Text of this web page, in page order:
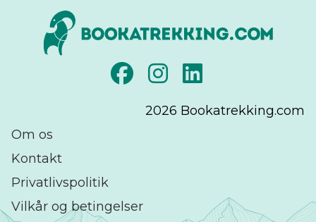
2026 Bookatrekking.com
Om os
Kontakt
Privatlivspolitik
Vilkår og betingelser